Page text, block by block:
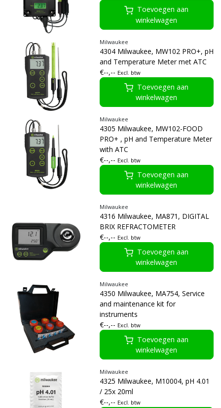
Toevoegen aan
winkelwagen
Milwaukee
4304 Milwaukee, MW102 PRO+, pH
and Temperature Meter met ATC
€--,-- Excl. btw
Toevoegen aan
winkelwagen
Milwaukee
4305 Milwaukee, MW102-FOOD
PRO+ , pH and Temperature Meter
with ATC
€--,-- Excl. btw
Toevoegen aan
winkelwagen
Milwaukee
4316 Milwaukee, MA871, DIGITAL
BRIX REFRACTOMETER
€--,-- Excl. btw
Toevoegen aan
winkelwagen
Milwaukee
4350 Milwaukee, MA754, Service
and maintenance kit for
instruments
€--,-- Excl. btw
Toevoegen aan
winkelwagen
Milwaukee
4325 Milwaukee, M10004, pH 4.01
/ 25x 20ml
€--,-- Excl. btw